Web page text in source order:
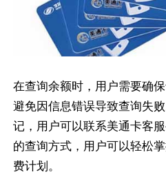
在查询余额时，用户需要确
避免因信息错误导致查询失
记，用户可以联系美通卡客
的查询方式，用户可以轻松
费计划。